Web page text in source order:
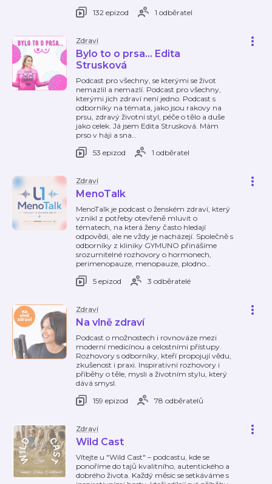
132 epizod
1 odběratel
Zdraví
Bylo to o prsa... Edita
Strusková
Podcast pro všechny, se kterými se život
nemazlil a nemazlí. Podcast pro všechny,
kterými jich zdraví není jedno. Podcast s
odborníky na témata, jako jsou rakovy na
prsu, zdravý životní styl, péče o tělo a duše
jako celek. Já jsem Edita Strusková. Mám
prso v háji a sna…
53 epizod
1 odběratel
Zdraví
MenoTalk
MenoTalk je podcast o ženském zdraví, který
vznikl z potřeby otevřeně mluvit o
tématech, na která ženy často hledají
odpovědi, ale ne vždy je nacházejí. Společně s
odborníky z kliniky GYMUNO přinášíme
srozumitelné rozhovory o hormonech,
perimenopauze, menopauze, plodno…
5 epizod
3 odběratelé
Zdraví
Na vlně zdraví
Podcast o možnostech i rovnováze mezi
moderní medicínou a celostními přístupy.
Rozhovory s odborníky, kteří propojují vědu,
zkušenost i praxi. Inspirativní rozhovory i
příběhy o těle, mysli a životním stylu, který
dává smysl.
159 epizod
78 odběratelů
Zdraví
Wild Cast
Vítejte u "Wild Cast" – podcastu, kde se
ponoříme do tajů kvalitního, autentického a
dobrého života. Každý měsíc se setkáváme s